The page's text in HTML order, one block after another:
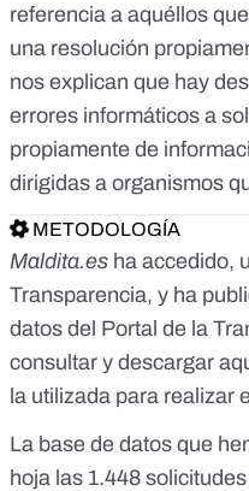
referencia a aquéllos
una resolución
nos explican que hay
errores informáticos a
propiamente de
dirigidas a organismos
METODOLOGÍA
Maldita.es ha accedido,
Transparencia, y ha
datos del Portal de la
consultar y descargar
la utilizada para realizar
La base de datos que
hoja las 1.448